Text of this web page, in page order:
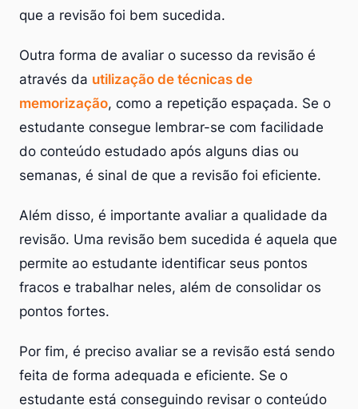
que a revisão foi bem sucedida.
Outra forma de avaliar o sucesso da revisão é
através da utilização de técnicas de
memorização, como a repetição espaçada. Se o
estudante consegue lembrar-se com facilidade
do conteúdo estudado após alguns dias ou
semanas, é sinal de que a revisão foi eficiente.
Além disso, é importante avaliar a qualidade da
revisão. Uma revisão bem sucedida é aquela que
permite ao estudante identificar seus pontos
fracos e trabalhar neles, além de consolidar os
pontos fortes.
Por fim, é preciso avaliar se a revisão está sendo
feita de forma adequada e eficiente. Se o
estudante está conseguindo revisar o conteúdo